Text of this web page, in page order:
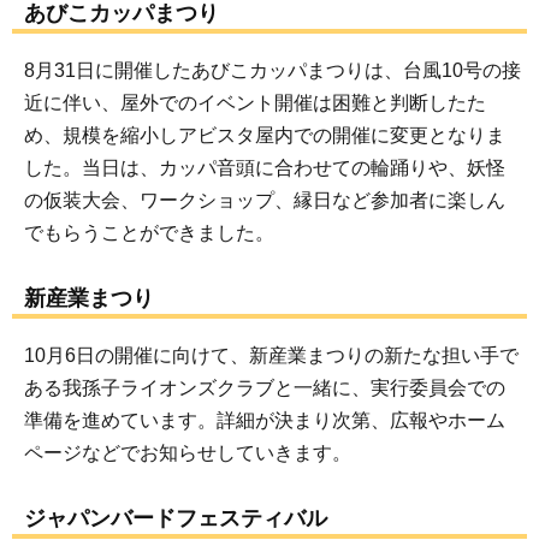
あびこカッパまつり
8月31日に開催したあびこカッパまつりは、台風10号の接
近に伴い、屋外でのイベント開催は困難と判断したた
め、規模を縮小しアビスタ屋内での開催に変更となりま
した。当日は、カッパ音頭に合わせての輪踊りや、妖怪
の仮装大会、ワークショップ、縁日など参加者に楽しん
でもらうことができました。
新産業まつり
10月6日の開催に向けて、新産業まつりの新たな担い手で
ある我孫子ライオンズクラブと一緒に、実行委員会での
準備を進めています。詳細が決まり次第、広報やホーム
ページなどでお知らせしていきます。
ジャパンバードフェスティバル